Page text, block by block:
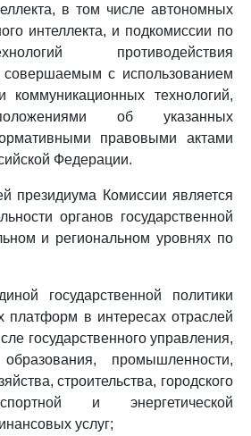
в том числе автономных
интеллекта, и подкомиссии по
противодействия
с использованием
технологий,
об указанных
правовыми актами
Федерации.
президиума Комиссии является
органов государственной
и региональном уровнях по
государственной политики
платформ в интересах отраслей
государственного управления,
промышленности,
строительства, городского
и энергетической
услуг;